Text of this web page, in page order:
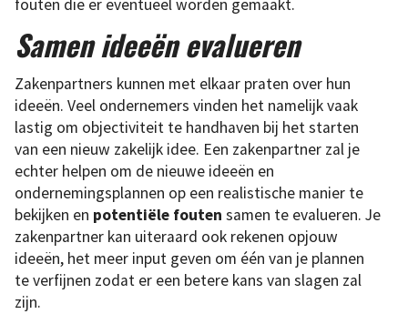
fouten die er eventueel worden gemaakt.
Samen ideeën evalueren
Zakenpartners kunnen met elkaar praten over hun
ideeën. Veel ondernemers vinden het namelijk vaak
lastig om objectiviteit te handhaven bij het starten
van een nieuw zakelijk idee. Een zakenpartner zal je
echter helpen om de nieuwe ideeën en
ondernemingsplannen op een realistische manier te
bekijken en potentiële fouten samen te evalueren. Je
zakenpartner kan uiteraard ook rekenen opjouw
ideeën, het meer input geven om één van je plannen
te verfijnen zodat er een betere kans van slagen zal
zijn.